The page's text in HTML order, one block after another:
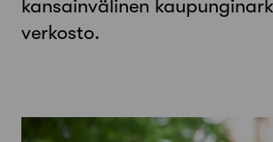
kansainvälinen
verkosto.